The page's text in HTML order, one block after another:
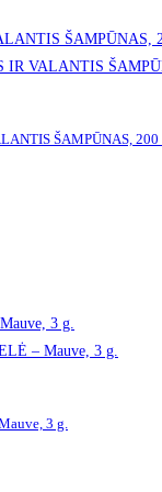
ŠAMPŪNAS,
3 g.